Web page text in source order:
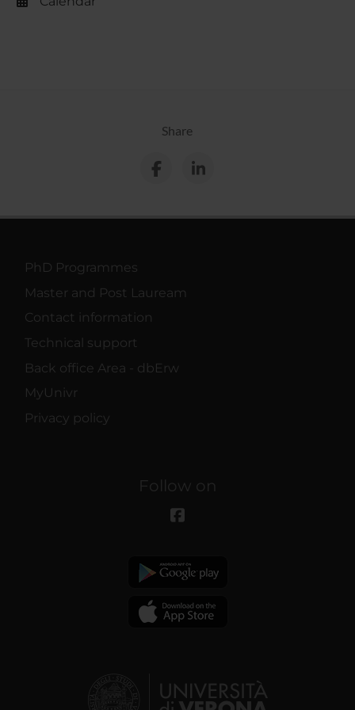
Share
PhD Programmes
Master and Post Lauream
Contact information
Technical support
Back office Area - dbErw
MyUnivr
Privacy policy
Follow on